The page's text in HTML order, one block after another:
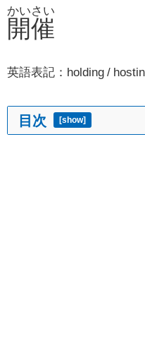
開催
かいさい
英語表記：holding /
目次 [show]